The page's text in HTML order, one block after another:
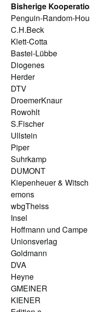
Bisherige
Penguin-Random-
C.H.Beck
Klett-Cotta
Bastei-Lübbe
Diogenes
Herder
DTV
DroemerKnaur
Rowohlt
S.Fischer
Ullstein
Piper
Suhrkamp
DUMONT
Kiepenheuer & Witsch
emons
wbgTheiss
Insel
Hoffmann und Campe
Unionsverlag
Goldmann
DVA
Heyne
GMEINER
KIENER